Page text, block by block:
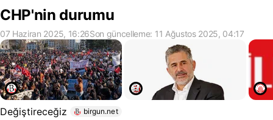
CHP'nin durumu
07 Haziran 2025, 16:26Son güncelleme: 11 Ağustos 2025, 04:17
Değiştireceğiz birgun.net